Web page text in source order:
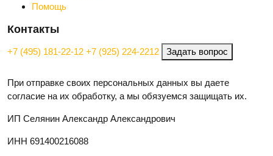
Помощь
Контакты
+7 (495) 181-22-12 +7 (925) 224-2212 Задать вопрос
При отправке своих персональных данных вы даете
согласие на их обработку, а мы обязуемся защищать их.
ИП Селянин Александр Александрович
ИНН 691400216088